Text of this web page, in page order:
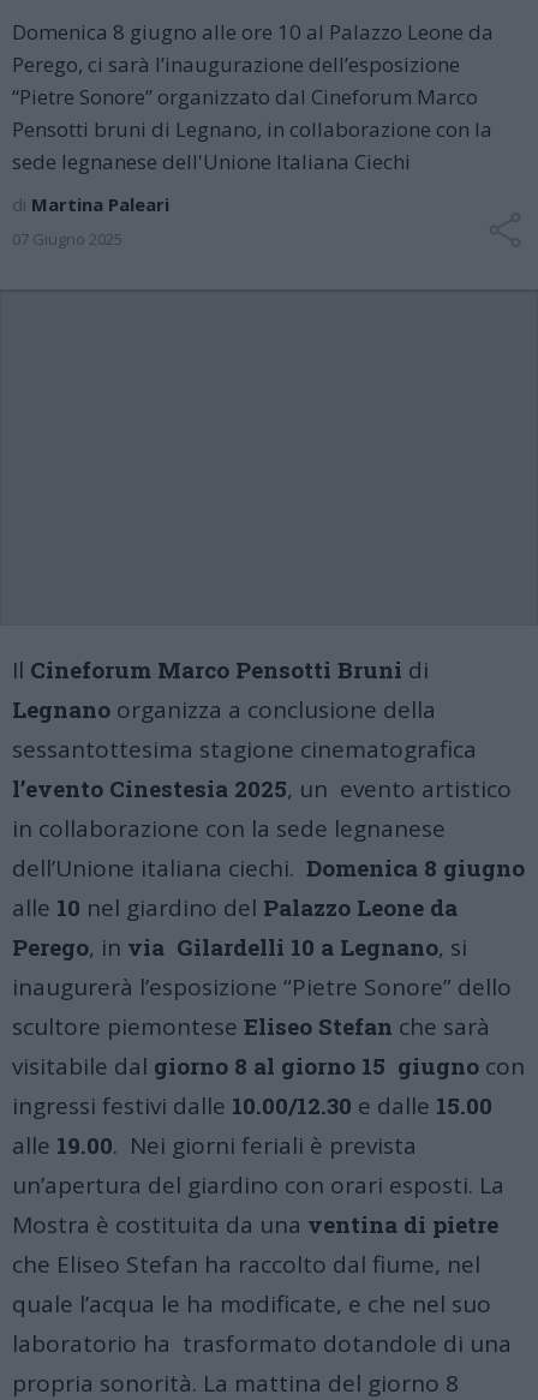
Domenica 8 giugno alle ore 10 al Palazzo Leone da
Perego, ci sarà l’inaugurazione dell’esposizione
“Pietre Sonore” organizzato dal Cineforum Marco
Pensotti bruni di Legnano, in collaborazione con la
sede legnanese dell'Unione Italiana Ciechi
di Martina Paleari
07 Giugno 2025
Il Cineforum Marco Pensotti Bruni di
Legnano organizza a conclusione della
sessantottesima stagione cinematografica
l’evento Cinestesia 2025, un evento artistico
in collaborazione con la sede legnanese
dell’Unione italiana ciechi. Domenica 8 giugno
alle 10 nel giardino del Palazzo Leone da
Perego, in via Gilardelli 10 a Legnano, si
inaugurerà l’esposizione “Pietre Sonore” dello
scultore piemontese Eliseo Stefan che sarà
visitabile dal giorno 8 al giorno 15 giugno con
ingressi festivi dalle 10.00/12.30 e dalle 15.00
alle 19.00. Nei giorni feriali è prevista
un’apertura del giardino con orari esposti. La
Mostra è costituita da una ventina di pietre
che Eliseo Stefan ha raccolto dal fiume, nel
quale l’acqua le ha modificate, e che nel suo
laboratorio ha trasformato dotandole di una
propria sonorità. La mattina del giorno 8